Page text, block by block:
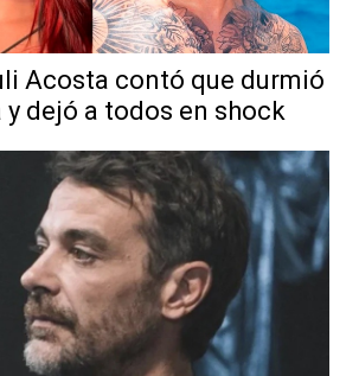
Acosta contó que durmió
y dejó a todos en shock